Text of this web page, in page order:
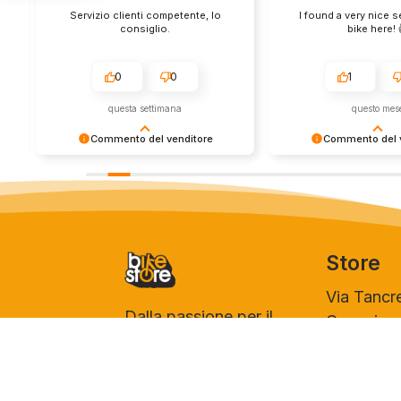
Commento del venditore
lieti che l'acquisto sia andato liscio,
giusto a clienti così fantastici. Grazie
Servizio clienti competente, lo
consiglio.
0 0
questa settimana
Commento del
così! Apprezziamo il
sforzo che metti nel
tua esperienza con
I found a very nice
bike here!
1
questo
Dalla passione per il
Store
Via
Canonico